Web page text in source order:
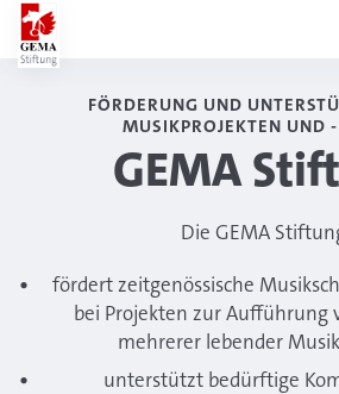
FÖRDERUNG UND
MUSIKPROJEKTEN UND
GEMA
Die GEMA
fördert zeitgenössische
bei Projekten zur Aufführung
mehrerer lebender
unterstützt bedürftige